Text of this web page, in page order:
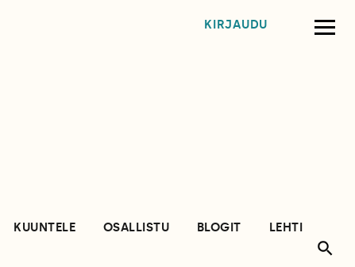
KIRJAUDU
KUUNTELE OSALLISTU BLOGIT
LEHTI